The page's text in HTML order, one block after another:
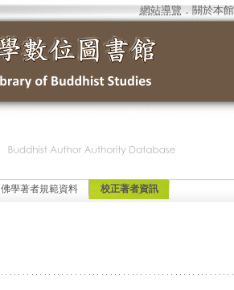
網站導覽 ． 關於本館
佛學著者規範資料 校正著者資訊